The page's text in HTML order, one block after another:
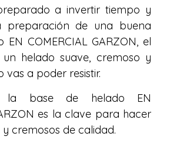
a invertir tiempo y
preparación de una buena
COMERCIAL GARZON, el
helado suave, cremoso y
vas a poder resistir.
la base de helado EN
es la clave para hacer
y cremosos de calidad.